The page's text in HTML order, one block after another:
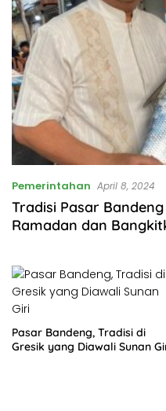
Pemerintahan April 8, 2024
Tradisi Pasar
Ramadan dan
Pasar Bandeng, Tradisi di
Gresik yang Diawali Sunan